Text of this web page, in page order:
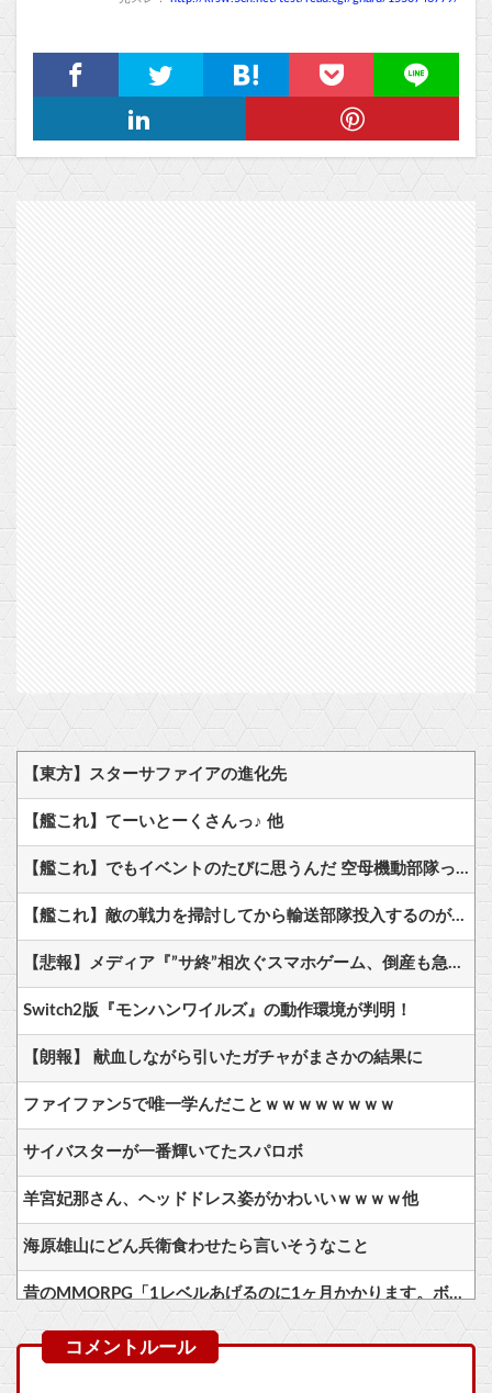
【東方】スターサファイアの進化先
【艦これ】てーいとーくさんっ♪ 他
【艦これ】でもイベントのたびに思うんだ 空母機動部隊ってクソだわ！
【艦これ】敵の戦力を掃討してから輸送部隊投入するのがふつうなのに まず強行輸送から入る作戦たてる艦これ世界の大本営どうなってるの
【悲報】メディア『”サ終”相次ぐスマホゲーム、倒産も急増。過去最多ペースで推移』
Switch2版『モンハンワイルズ』の動作環境が判明！
【朗報】 献血しながら引いたガチャがまさかの結果に
ファイファン5で唯一学んだことｗｗｗｗｗｗｗｗ
サイバスターが一番輝いてたスパロボ
羊宮妃那さん、ヘッドドレス姿がかわいいｗｗｗｗ他
海原雄山にどん兵衛食わせたら言いそうなこと
昔のMMORPG「1レベルあげるのに1ヶ月かかります。ボスは12時間毎に湧いて取り合いです」
ちいかわ「モモンガ天誅編」始まる